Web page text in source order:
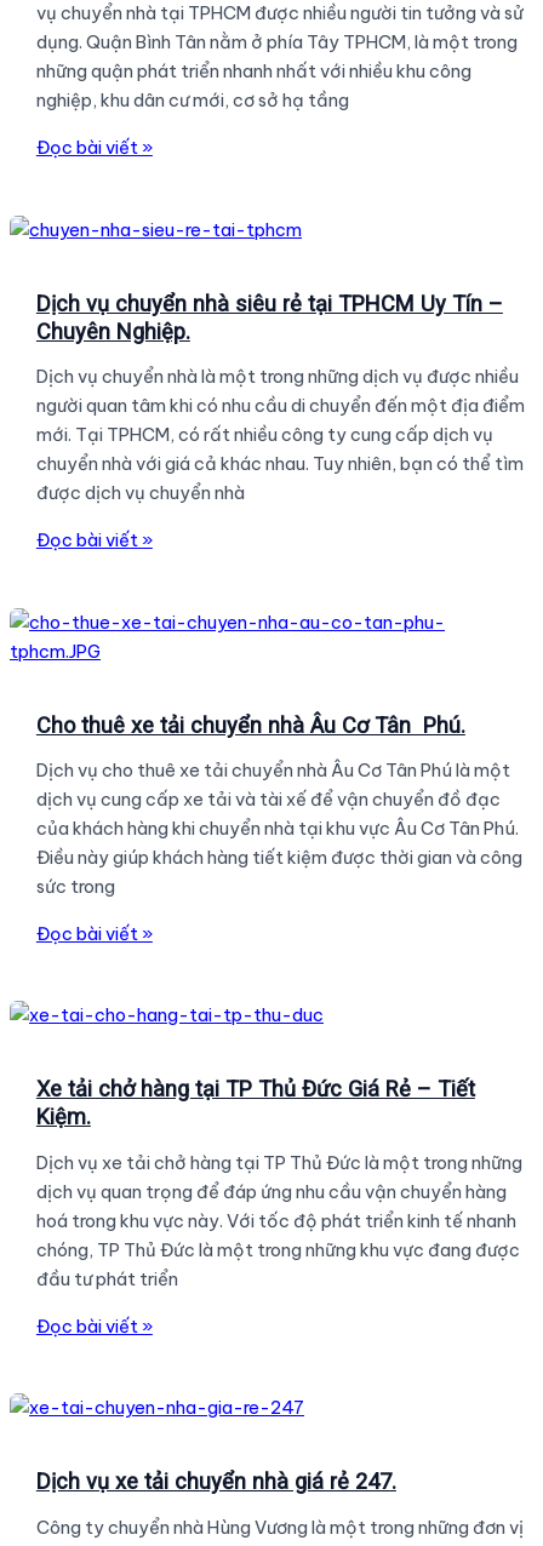
Nghiệp.
vụ chuyển nhà tại TPHCM được nhiều người tin tưởng và sử
dụng. Quận Bình Tân nằm ở phía Tây TPHCM, là một trong
những quận phát triển nhanh nhất với nhiều khu công
nghiệp, khu dân cư mới, cơ sở hạ tầng
Dịch
nhà
Bình
Tân
Giá
Tốt.
Đọc bài viết »
Dịch vụ chuyển nhà siêu rẻ tại TPHCM Uy Tín –
Chuyên Nghiệp.
Dịch vụ chuyển nhà là một trong những dịch vụ được nhiều
người quan tâm khi có nhu cầu di chuyển đến một địa điểm
mới. Tại TPHCM, có rất nhiều công ty cung cấp dịch vụ
chuyển nhà với giá cả khác nhau. Tuy nhiên, bạn có thể tìm
được dịch vụ chuyển nhà
Dịch
nhà
siêu
tại
TPHCM
Uy
Tín
–
Chuyên
Nghiệp.
Đọc bài viết »
Cho thuê xe tải chuyển nhà Âu Cơ Tân Phú.
Dịch vụ cho thuê xe tải chuyển nhà Âu Cơ Tân Phú là một
dịch vụ cung cấp xe tải và tài xế để vận chuyển đồ đạc
của khách hàng khi chuyển nhà tại khu vực Âu Cơ Tân Phú.
Điều này giúp khách hàng tiết kiệm được thời gian và công
sức trong
Cho
tải
nhà
Âu
Tân
Phú.
Đọc bài viết »
Xe tải chở hàng tại TP Thủ Đức Giá Rẻ – Tiết
Kiệm.
Dịch vụ xe tải chở hàng tại TP Thủ Đức là một trong những
dịch vụ quan trọng để đáp ứng nhu cầu vận chuyển hàng
hoá trong khu vực này. Với tốc độ phát triển kinh tế nhanh
chóng, TP Thủ Đức là một trong những khu vực đang được
đầu tư phát triển
Xe
hàng
TP
Thủ
Đức
Đọc bài viết »
Dịch vụ xe tải chuyển nhà giá rẻ 247.
Công ty chuyển nhà Hùng Vương là một trong những đơn vị